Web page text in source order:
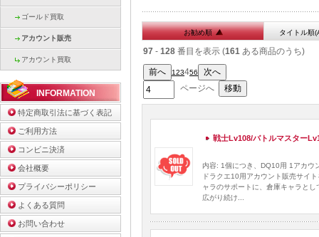
ゴールド買取
アカウント販売
アカウント買取
INFORMATION
特定商取引法に基づく表記
ご利用方法
コンビニ決済
会社概要
プライバシーポリシー
よくある質問
お問い合わせ
お勧め順 タイトル順
97 - 128 番目を表示 (161 ある商品のうち)
123456
ページへ
戦士Lv108/バトルマスター
内容: 1個につき、DQ10用 1アカウ
ドラクエ10用アカウント販売サイ
ャラのサポートに、倉庫キャラと
広がり続け...